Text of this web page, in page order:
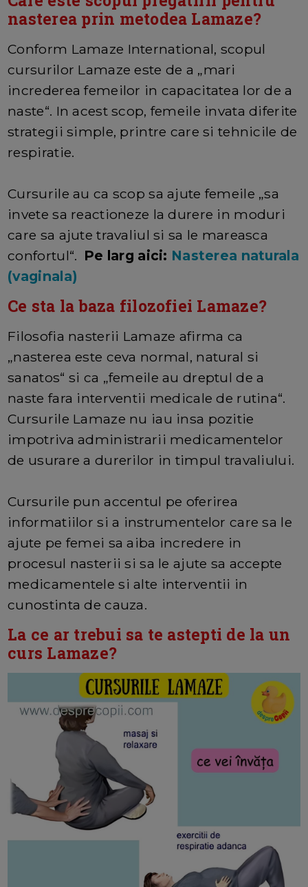
nasterea prin metodea Lamaze?
Conform Lamaze International, scopul
cursurilor Lamaze este de a „mari
increderea femeilor in capacitatea lor de a
naste“. In acest scop, femeile invata diferite
strategii simple, printre care si tehnicile de
respiratie.
Cursurile au ca scop sa ajute femeile „sa
invete sa reactioneze la durere in moduri
care sa ajute travaliul si sa le mareasca
confortul“. Pe larg aici: Nasterea naturala
(vaginala)
Ce sta la baza filozofiei Lamaze?
Filosofia nasterii Lamaze afirma ca
„nasterea este ceva normal, natural si
sanatos“ si ca „femeile au dreptul de a
naste fara interventii medicale de rutina“.
Cursurile Lamaze nu iau insa pozitie
impotriva administrarii medicamentelor
de usurare a durerilor in timpul travaliului.
Cursurile pun accentul pe oferirea
informatiilor si a instrumentelor care sa le
ajute pe femei sa aiba incredere in
procesul nasterii si sa le ajute sa accepte
medicamentele si alte interventii in
cunostinta de cauza.
La ce ar trebui sa te astepti de la un
curs Lamaze?